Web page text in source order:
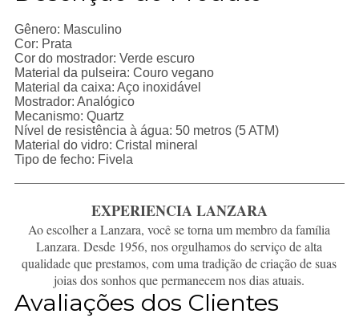
Gênero: Masculino
Cor: Prata
Cor do mostrador: Verde escuro
Material da pulseira: Couro vegano
Material da caixa: Aço inoxidável
Mostrador: Analógico
Mecanismo: Quartz
Nível de resistência à água: 50 metros (5 ATM)
Material do vidro: Cristal mineral
Tipo de fecho: Fivela
EXPERIENCIA LANZARA
Ao escolher a Lanzara, você se torna um membro da família
Lanzara. Desde 1956, nos orgulhamos do serviço de alta
qualidade que prestamos, com uma tradição de criação de suas
joias dos sonhos que permanecem nos dias atuais.
Avaliações dos Clientes